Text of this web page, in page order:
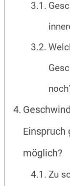
Einspruch
möglich?
Zu